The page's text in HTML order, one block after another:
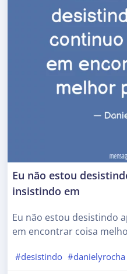
Eu não estou
insistindo em
Eu não estou desistindo
em encontrar coisa
#desistindo #danielyrocha